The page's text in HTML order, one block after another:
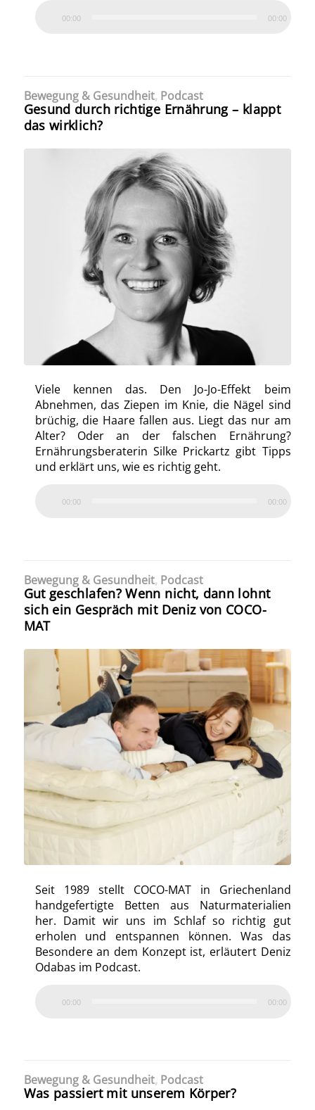
00:00 00:00
Bewegung & Gesundheit, Podcast
Gesund durch richtige Ernährung – klappt
das wirklich?
Viele kennen das. Den Jo-Jo-Effekt beim
Abnehmen, das Ziepen im Knie, die Nägel sind
brüchig, die Haare fallen aus. Liegt das nur am
Alter? Oder an der falschen Ernährung?
Ernährungsberaterin Silke Prickartz gibt Tipps
und erklärt uns, wie es richtig geht.
00:00 00:00
Bewegung & Gesundheit, Podcast
Gut geschlafen? Wenn nicht, dann lohnt
sich ein Gespräch mit Deniz von COCO-
MAT
Seit 1989 stellt COCO-MAT in Griechenland
handgefertigte Betten aus Naturmaterialien
her. Damit wir uns im Schlaf so richtig gut
erholen und entspannen können. Was das
Besondere an dem Konzept ist, erläutert Deniz
Odabas im Podcast.
00:00 00:00
Bewegung & Gesundheit, Podcast
Was passiert mit unserem Körper?